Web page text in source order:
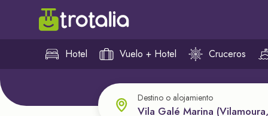
Hotel Vuelo + Hotel Cruceros
Destino o alojamiento